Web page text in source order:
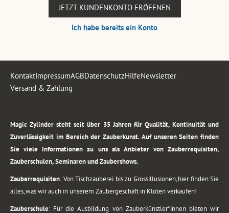
JETZT KUNDENKONTO ERÖFFNEN
Ich habe bereits ein Konto
KontaktImpressumAGBDatenschutzHilfeNewsletter
Versand & Zahlung
Magic Zylinder steht seit über 35 Jahren für Qualität, Kontinuität und
Zuverlässigkeit im Bereich der Zauberkunst. Auf unseren Seiten finden
Sie viele Informationen zu uns als Anbieter von Zauberrequisiten,
Zauberschulen, Seminaren und Zaubershows.
Zauberrequisiten: Von Tischzauberei bis zu Grossillusionen, hier finden Sie
alles, was wir auch in unserem Zaubergeschäft in Kloten verkaufen!
Zauberschule: Für die Ausbildung von Zauberkünstler*innen bieten wir